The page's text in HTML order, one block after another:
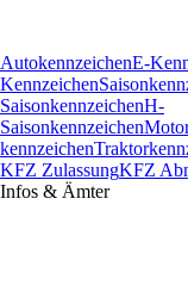
AutokennzeichenE-
Kennzeichen
SaisonkennzeichenH-
Saisonkennzeichen
kennzeichen
KFZ ZulassungKFZ
Infos & Ämter